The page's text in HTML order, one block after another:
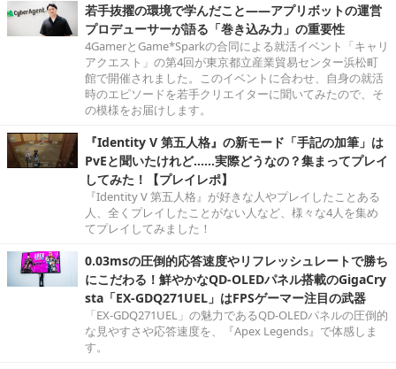
若手抜擢の環境で学んだこと――アプリボットの運営
プロデューサーが語る「巻き込み力」の重要性
4GamerとGame*Sparkの合同による就活イベント「キャリ
アクエスト」の第4回が東京都立産業貿易センター浜松町
館で開催されました。このイベントに合わせ、自身の就活
時のエピソードを若手クリエイターに聞いてみたので、そ
の模様をお届けします。
『Identity V 第五人格』の新モード「手記の加筆」は
PvEと聞いたけれど……実際どうなの？集まってプレイ
してみた！【プレイレポ】
『Identity V 第五人格』が好きな人やプレイしたことある
人、全くプレイしたことがない人など、様々な4人を集め
てプレイしてみました！
0.03msの圧倒的応答速度やリフレッシュレートで勝ち
にこだわる！鮮やかなQD-OLEDパネル搭載のGigaCry
sta「EX-GDQ271UEL」はFPSゲーマー注目の武器
「EX-GDQ271UEL」の魅力であるQD-OLEDパネルの圧倒的
な見やすさや応答速度を、『Apex Legends』で体感しま
す。